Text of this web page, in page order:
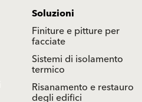
Soluzioni
Finiture e pitture per
facciate
Sistemi di isolamento
termico
Risanamento e restauro
degli edifici